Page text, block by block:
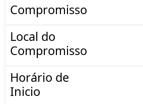
Compromisso
Local do
Compromisso
Horário de
Inicio